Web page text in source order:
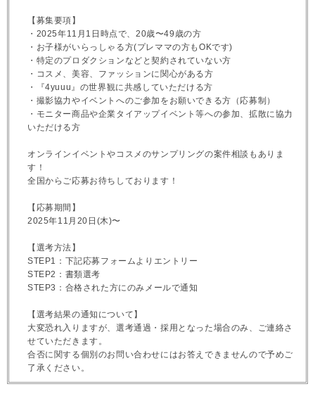
【募集要項】
・2025年11月1日時点で、20歳〜49歳の方
・お子様がいらっしゃる方(プレママの方もOKです)
・特定のプロダクションなどと契約されていない方
・コスメ、美容、ファッションに関心がある方
・『4yuuu』の世界観に共感していただける方
・撮影協力やイベントへのご参加をお願いできる方（応募制）
・モニター商品や企業タイアップイベント等への参加、拡散に協力
いただける方
オンラインイベントやコスメのサンプリングの案件相談もありま
す！
全国からご応募お待ちしております！
【応募期間】
2025年11月20日(木)〜
【選考方法】
STEP1：下記応募フォームよりエントリー
STEP2：書類選考
STEP3：合格された方にのみメールで通知
【選考結果の通知について】
大変恐れ入りますが、選考通過・採用となった場合のみ、ご連絡さ
せていただきます。
合否に関する個別のお問い合わせにはお答えできませんので予めご
了承ください。